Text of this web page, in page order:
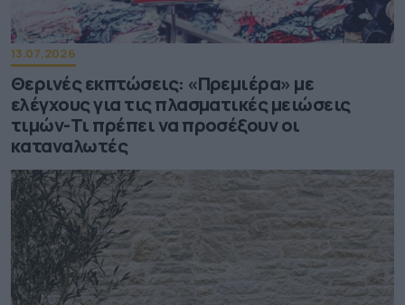
13.07.2026
Θερινές εκπτώσεις: «Πρεμιέρα» με
ελέγχους για τις πλασματικές μειώσεις
τιμών-Τι πρέπει να προσέξουν οι
καταναλωτές